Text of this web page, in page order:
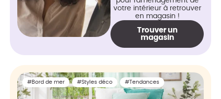
votre intérieur à retrouver
en magasin !
Trouver un
magasin
#Bord de mer #Styles déco #Tendances